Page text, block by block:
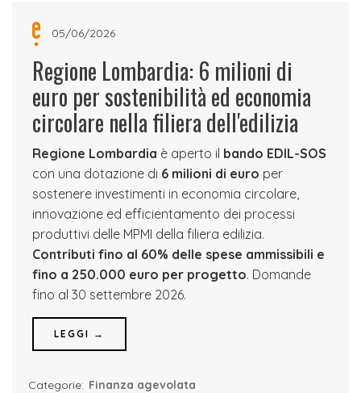
05/06/2026
Regione Lombardia: 6 milioni di
euro per sostenibilità ed economia
circolare nella filiera dell'edilizia
Regione Lombardia è aperto il bando EDIL-SOS
con una dotazione di 6 milioni di euro per
sostenere investimenti in economia circolare,
innovazione ed efficientamento dei processi
produttivi delle MPMI della filiera edilizia.
Contributi fino al 60% delle spese ammissibili e
fino a 250.000 euro per progetto. Domande
fino al 30 settembre 2026.
LEGGI →
Categorie: Finanza agevolata